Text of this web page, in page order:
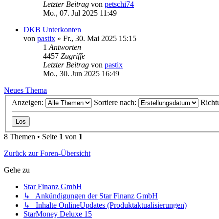
Letzter Beitrag von petschi74
Mo., 07. Jul 2025 11:49
DKB Unterkonten
von pastix » Fr., 30. Mai 2025 15:15
1 Antworten
4457 Zugriffe
Letzter Beitrag von pastix
Mo., 30. Jun 2025 16:49
Neues Thema
Anzeigen:
Sortiere nach:
8 Themen • Seite 1 von 1
Zurück zur Foren-Übersicht
Gehe zu
Star Finanz GmbH
↳ Ankündigungen der Star Finanz GmbH
↳ Inhalte OnlineUpdates (Produktaktualisierungen)
StarMoney Deluxe 15